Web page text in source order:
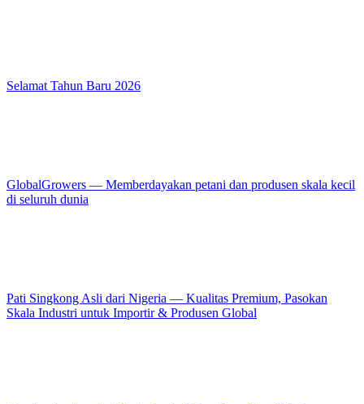
Selamat Tahun Baru 2026
GlobalGrowers — Memberdayakan petani dan produsen skala kecil
di seluruh dunia
Pati Singkong Asli dari Nigeria — Kualitas Premium, Pasokan
Skala Industri untuk Importir & Produsen Global